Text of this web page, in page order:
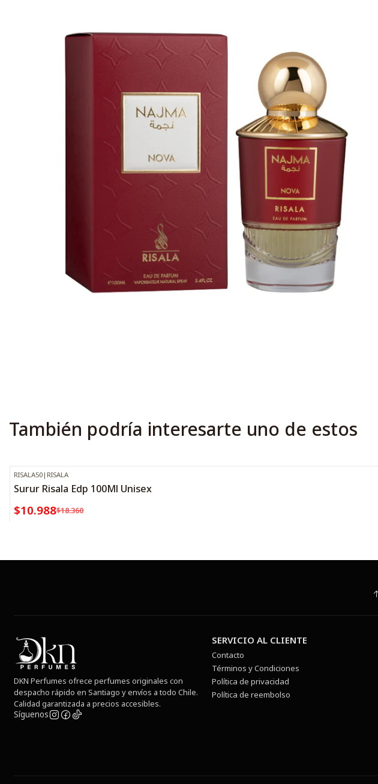
También podría interesarte uno de estos
-40%OFF
RISALA50 | RISALA
Surur Risala Edp 100Ml Unisex
$10.988$18.360
DKN Perfumes ofrece perfumes originales con
despacho rápido en Santiago y envíos a todo Chile.
Calidad garantizada a precios accesibles.
Síguenos
SERVICIO AL CLIENTE
Contacto
Términos y Condiciones
Política de privacidad
Política de reembolso